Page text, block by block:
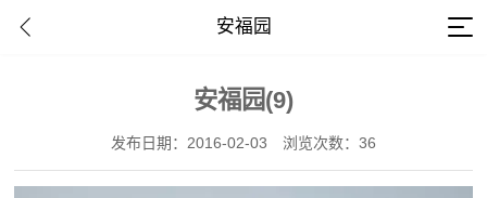
安福园
安福园(9)
发布日期：2016-02-03 浏览次数：36